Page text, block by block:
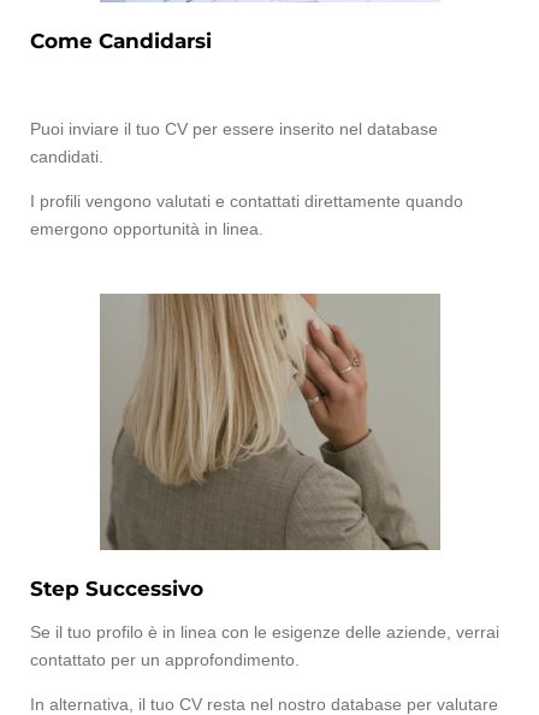
Come Candidarsi
Puoi inviare il tuo CV per essere inserito nel database
candidati.
I profili vengono valutati e contattati direttamente quando
emergono opportunità in linea.
Step Successivo
Se il tuo profilo è in linea con le esigenze delle aziende, verrai
contattato per un approfondimento.
In alternativa, il tuo CV resta nel nostro database per valutare